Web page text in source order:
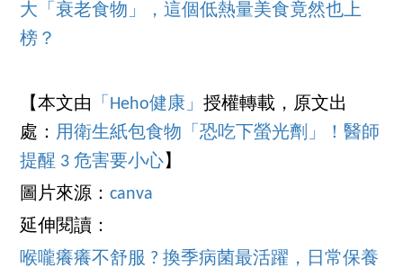
大「衰老食物」，這個低熱量美食竟然也上
榜？
【本文由 「Heho健康」授權轉載，原文出
處： 用衛生紙包食物「恐吃下螢光劑」！醫師
提醒 3 危害要小心 】
圖片來源：canva
延伸閱讀：
喉嚨癢癢不舒服 ? 換季病菌最活躍，日常保養